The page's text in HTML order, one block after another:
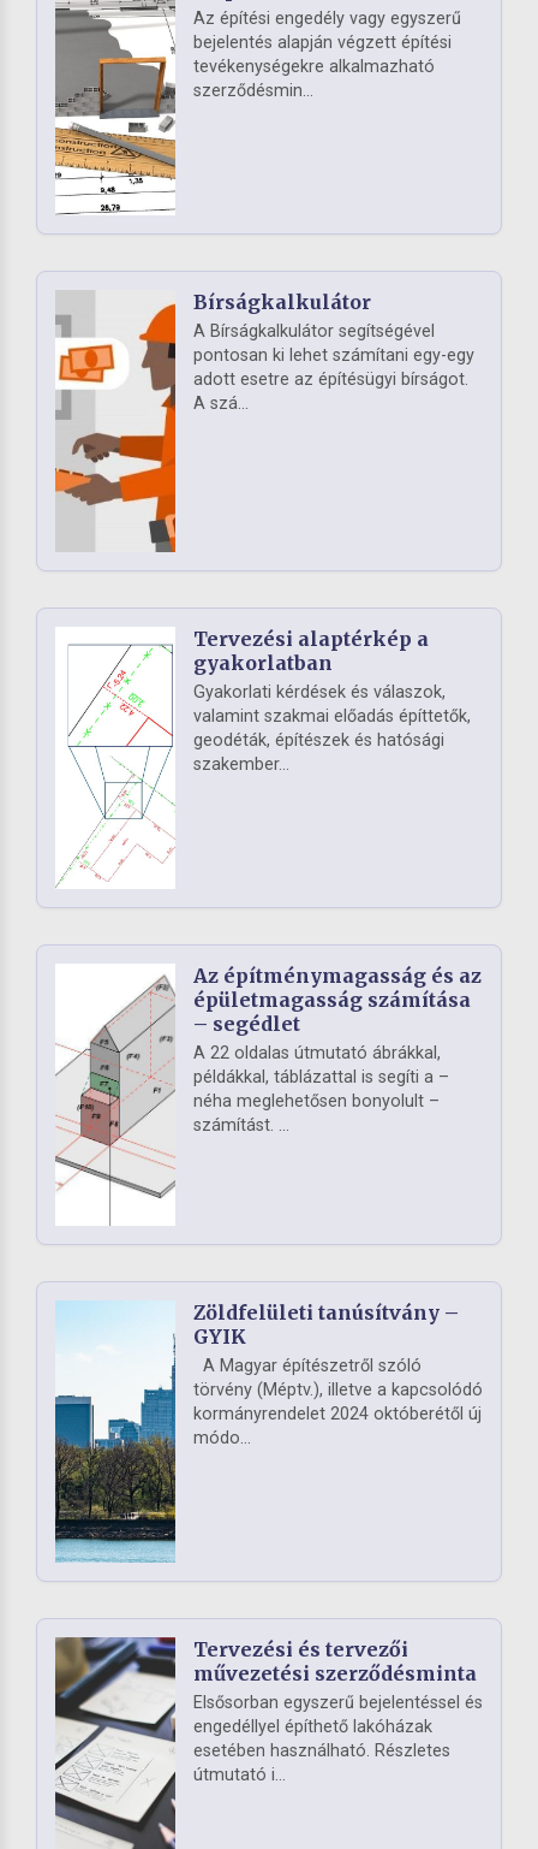
Az építési engedély vagy egyszerű
bejelentés alapján végzett építési
tevékenységekre alkalmazható
szerződésmin...
Bírságkalkulátor
A Bírságkalkulátor segítségével
pontosan ki lehet számítani egy-egy
adott esetre az építésügyi bírságot.
A szá...
Tervezési alaptérkép a
gyakorlatban
Gyakorlati kérdések és válaszok,
valamint szakmai előadás építtetők,
geodéták, építészek és hatósági
szakember...
Az építménymagasság és az
épületmagasság számítása
– segédlet
A 22 oldalas útmutató ábrákkal,
példákkal, táblázattal is segíti a –
néha meglehetősen bonyolult –
számítást. ...
Zöldfelületi tanúsítvány –
GYIK
A Magyar építészetről szóló
törvény (Méptv.), illetve a kapcsolódó
kormányrendelet 2024 októberétől új
módo...
Tervezési és tervezői
művezetési szerződésminta
Elsősorban egyszerű bejelentéssel és
engedéllyel építhető lakóházak
esetében használható. Részletes
útmutató i...